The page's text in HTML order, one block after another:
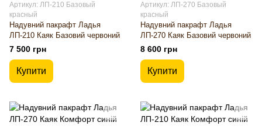
Артикул: ЛП-210 Базовый
красный
Надувний пакрафт Ладья
ЛП-210 Каяк Базовий червоний
7 500 грн
Купити
Артикул: ЛП-270 Базовый
красный
Надувний пакрафт Ладья
ЛП-270 Каяк Базовий червоний
8 600 грн
Купити